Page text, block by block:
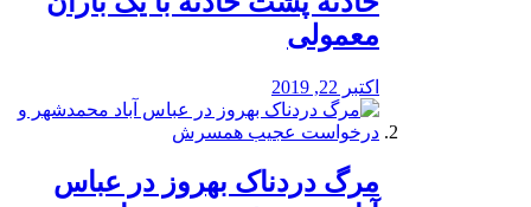
معمولی
اکتبر 22, 2019
مرگ دردناک بهروز در عباس